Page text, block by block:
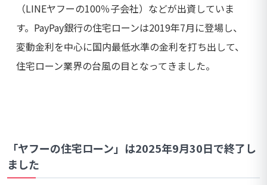
（LINEヤフーの100％子会社）などが出資していま
す。PayPay銀行の住宅ローンは2019年7月に登場し、
変動金利を中心に国内最低水準の金利を打ち出して、
住宅ローン業界の台風の目となってきました。
「ヤフーの住宅ローン」は2025年9月30日で終了し
ました